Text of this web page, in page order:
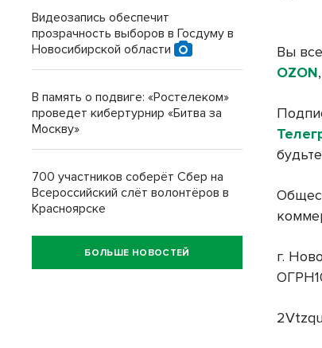
Вы
OZON
г.
Видеозапись обеспечит
прозрачность выборов в Госдуму в
Новосибирской области
В память о подвиге: «Ростелеком»
проведет кибертурнир «Битва за
Москву»
700 участников соберёт Сбер на
Всероссийский слёт волонтёров в
Красноярске
БОЛЬШЕ НОВОСТЕЙ